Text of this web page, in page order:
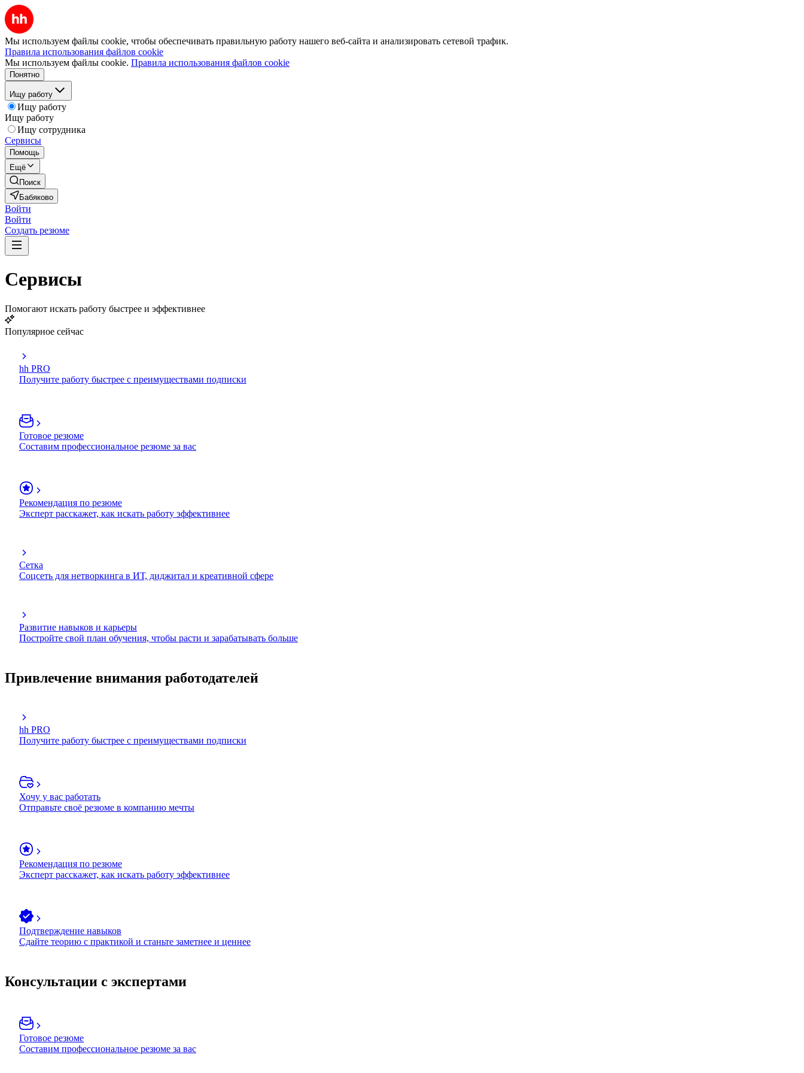
Мы используем файлы cookie, чтобы обеспечивать правильную работу нашего веб-сайта и анализировать сетевой трафик.
Правила использования файлов cookie
Мы используем файлы cookie. Правила использования файлов cookie
Понятно
Ищу работу
Ищу работу
Ищу работу
Ищу сотрудника
Сервисы
Помощь
Ещё
Поиск
Бабяково
Войти
Войти
Создать резюме
Сервисы
Помогают искать работу быстрее и эффективнее
Популярное сейчас
hh PRO
Получите работу быстрее с преимуществами подписки
Готовое резюме
Составим профессиональное резюме за вас
Рекомендация по резюме
Эксперт расскажет, как искать работу эффективнее
Сетка
Соцсеть для нетворкинга в ИТ, диджитал и креативной сфере
Развитие навыков и карьеры
Постройте свой план обучения, чтобы расти и зарабатывать больше
Привлечение внимания работодателей
hh PRO
Получите работу быстрее с преимуществами подписки
Хочу у вас работать
Отправьте своё резюме в компанию мечты
Рекомендация по резюме
Эксперт расскажет, как искать работу эффективнее
Подтверждение навыков
Сдайте теорию с практикой и станьте заметнее и ценнее
Консультации с экспертами
Готовое резюме
Составим профессиональное резюме за вас